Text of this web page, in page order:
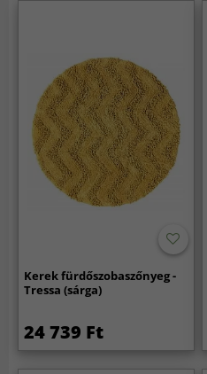
Kerek fürdőszobaszőnyeg -
Tressa (sárga)
24 739 Ft